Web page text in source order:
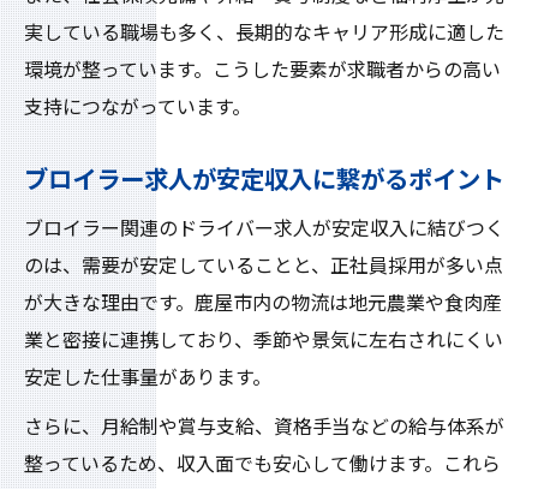
実している職場も多く、長期的なキャリア形成に適した
環境が整っています。こうした要素が求職者からの高い
支持につながっています。
ブロイラー求人が安定収入に繋がるポイント
ブロイラー関連のドライバー求人が安定収入に結びつく
のは、需要が安定していることと、正社員採用が多い点
が大きな理由です。鹿屋市内の物流は地元農業や食肉産
業と密接に連携しており、季節や景気に左右されにくい
安定した仕事量があります。
さらに、月給制や賞与支給、資格手当などの給与体系が
整っているため、収入面でも安心して働けます。これら